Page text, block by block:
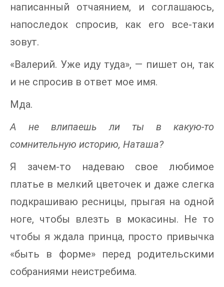
написанный отчаянием, и соглашаюсь,
напоследок спросив, как его все-таки
зовут.
«Валерий. Уже иду туда», — пишет он, так
и не спросив в ответ мое имя.
Мда.
А не влипаешь ли ты в какую-то
сомнительную историю, Наташа?
Я зачем-то надеваю свое любимое
платье в мелкий цветочек и даже слегка
подкрашиваю ресницы, прыгая на одной
ноге, чтобы влезть в мокасины. Не то
чтобы я ждала принца, просто привычка
«быть в форме» перед родительскими
собраниями неистребима.